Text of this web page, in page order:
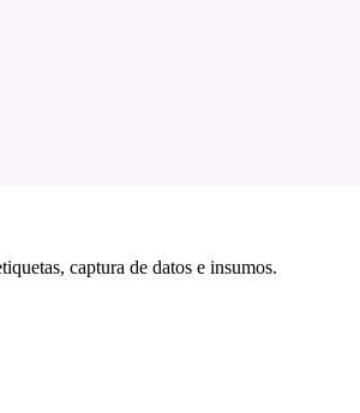
captura de datos e insumos.